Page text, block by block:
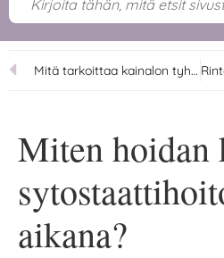
Mitä tarkoittaa kainalon tyhjennys rintasyöpäleikkauksen yhteydessä?
Miten hoidan
aikana?